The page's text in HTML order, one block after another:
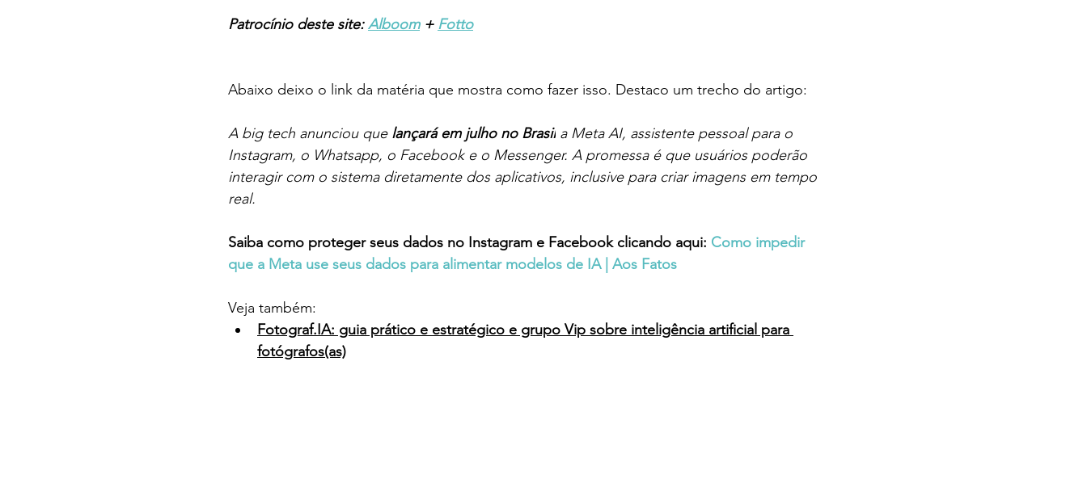
Patrocínio deste site: Alboom + Fotto
Abaixo deixo o link da matéria que mostra como fazer isso. Destaco um trecho do artigo:
A big tech anunciou que lançará em julho no Brasil a Meta AI, assistente pessoal para o
Instagram, o Whatsapp, o Facebook e o Messenger. A promessa é que usuários poderão
interagir com o sistema diretamente dos aplicativos, inclusive para criar imagens em tempo
real.
Saiba como proteger seus dados no Instagram e Facebook clicando aqui: Como impedir
que a Meta use seus dados para alimentar modelos de IA | Aos Fatos
Veja também:
Fotograf.IA: guia prático e estratégico e grupo Vip sobre inteligência artificial para
fotógrafos(as)